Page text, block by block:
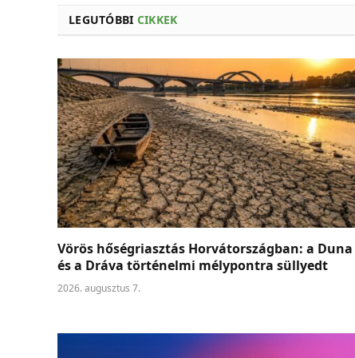
LEGUTÓBBI CIKKEK
Vörös hőségriasztás Horvátországban: a Duna
és a Dráva történelmi mélypontra süllyedt
2026. augusztus 7.